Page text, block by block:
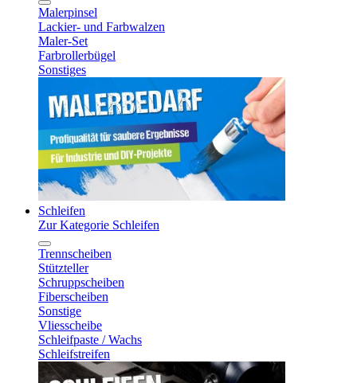
Malerpinsel
Lackier- und Farbwalzen
Maler-Set
Farbrollerbügel
Sonstiges
Schleifen
Zur Kategorie Schleifen
Trennscheiben
Stützteller
Schruppscheiben
Fiberscheiben
Sonstige
Vliesscheibe
Schleifpaste / Wachs
Schleifstreifen